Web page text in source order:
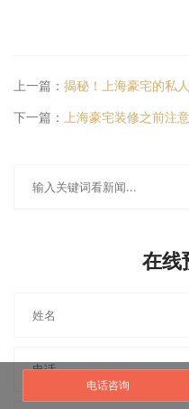
上一篇： 揭秘！上海豪宅的私
下一篇： 上海豪宅装修之前注
在线
电话咨询